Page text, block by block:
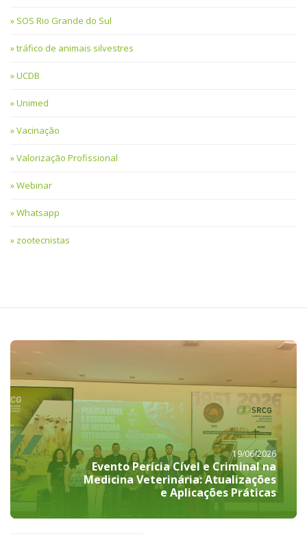
SOS Rio Grande do Sul
tráfico de animais silvestres
UCDB
Unimed
Vacinação
Valorização Profissional
Webinar
Whatsapp
zootecnistas
19/06/2026
Evento Perícia Cível e Criminal na
Medicina Veterinária: Atualizações
e Aplicações Práticas